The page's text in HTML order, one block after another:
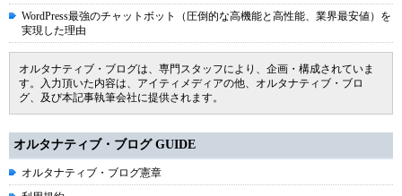
WordPress最強のチャットボット（圧倒的な高機能と高性能、業界最安値）を
実現した理由
オルタナティブ・ブログは、専門スタッフにより、企画・構成されていま
す。入力頂いた内容は、アイティメディアの他、オルタナティブ・ブロ
グ、及び本記事執筆会社に提供されます。
オルタナティブ・ブログ GUIDE
オルタナティブ・ブログ憲章